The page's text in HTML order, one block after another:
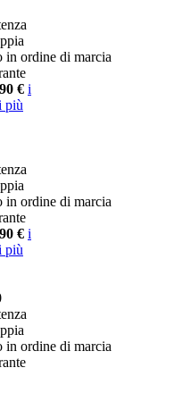
in ordine di marcia
€ i
più
in ordine di marcia
€ i
più
in ordine di marcia